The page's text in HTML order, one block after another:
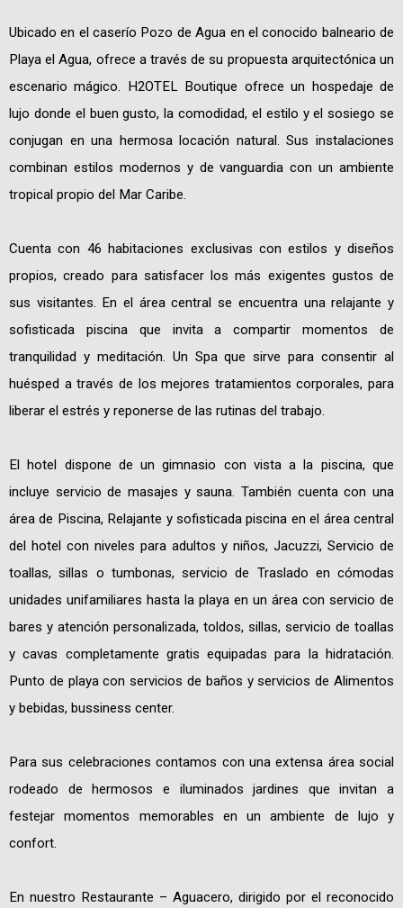
Ubicado en el caserío Pozo de Agua en el conocido balneario de
Playa el Agua, ofrece a través de su propuesta arquitectónica un
escenario mágico. H2OTEL Boutique ofrece un hospedaje de
lujo donde el buen gusto, la comodidad, el estilo y el sosiego se
conjugan en una hermosa locación natural. Sus instalaciones
combinan estilos modernos y de vanguardia con un ambiente
tropical propio del Mar Caribe.
Cuenta con 46 habitaciones exclusivas con estilos y diseños
propios, creado para satisfacer los más exigentes gustos de
sus visitantes. En el área central se encuentra una relajante y
sofisticada piscina que invita a compartir momentos de
tranquilidad y meditación. Un Spa que sirve para consentir al
huésped a través de los mejores tratamientos corporales, para
liberar el estrés y reponerse de las rutinas del trabajo.
El hotel dispone de un gimnasio con vista a la piscina, que
incluye servicio de masajes y sauna. También cuenta con una
área de Piscina, Relajante y sofisticada piscina en el área central
del hotel con niveles para adultos y niños, Jacuzzi, Servicio de
toallas, sillas o tumbonas, servicio de Traslado en cómodas
unidades unifamiliares hasta la playa en un área con servicio de
bares y atención personalizada, toldos, sillas, servicio de toallas
y cavas completamente gratis equipadas para la hidratación.
Punto de playa con servicios de baños y servicios de Alimentos
y bebidas, bussiness center.
Para sus celebraciones contamos con una extensa área social
rodeado de hermosos e iluminados jardines que invitan a
festejar momentos memorables en un ambiente de lujo y
confort.
En nuestro Restaurante – Aguacero, dirigido por el reconocido